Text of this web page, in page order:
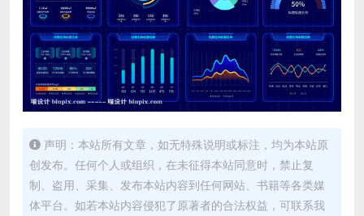
声明：本站所有文章，如无特殊说明或标注，均为本站原
创发布。任何个人或组织，在未征得本站同意时，禁止复
制、盗用、采集、发布本站内容到任何网站、书籍等各类媒
体平台。如若本站内容侵犯了原著者的合法权益，可联系我